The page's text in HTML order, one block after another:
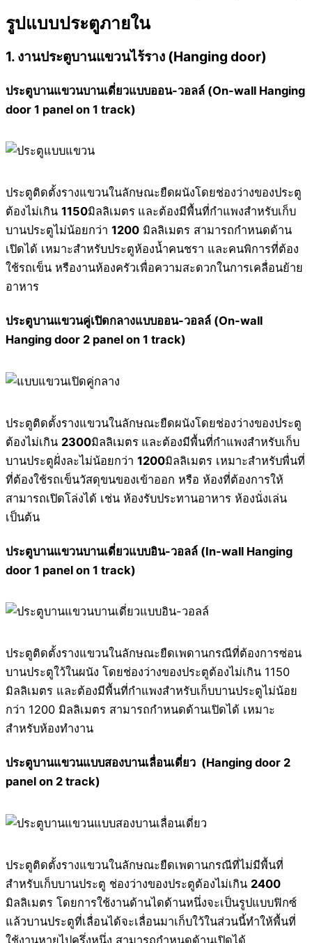
รูปแบบประตูภายใน
1. งานประตูบานแขวนไร้ราง (Hanging door)
ประตูบานแขวนบานเดี่ยวแบบออน-วอลล์ (On-wall Hanging
door 1 panel on 1 track)
ประตูติดตั้งรางแขวนในลักษณะยืดผนังโดยช่องว่างของประตู
ต้องไม่เกิน 1150มิลลิเมตร และต้องมีพื้นที่กำแพงสำหรับเก็บ
บานประตูไม่น้อยกว่า 1200 มิลลิเมตร สามารถกำหนดด้าน
เปิดได้ เหมาะสำหรับประตูห้องน้ำคนชรา และคนพิการที่ต้อง
ใช้รถเข็น หรืองานห้องครัวเพื่อความสะดวกในการเคลื่อนย้าย
อาหาร
ประตูบานแขวนคู่เปิดกลางแบบออน-วอลล์ (On-wall
Hanging door 2 panel on 1 track)
ประตูติดตั้งรางแขวนในลักษณะยืดผนังโดยช่องว่างของประตู
ต้องไม่เกิน 2300มิลลิเมตร และต้องมีพื้นที่กำแพงสำหรับเก็บ
บานประตูฝั่งละไม่น้อยกว่า 1200มิลลิเมตร เหมาะสำหรับพื่นที่
ที่ต้องใช้รถเข็นวัสดุขนของเข้าออก หรือ ห้องที่ต้องการให้
สามารถเปิดโล่งได้ เช่น ห้องรับประทานอาหาร ห้องนั่งเล่น
เป็นต้น
ประตูบานแขวนบานเดี่ยวแบบอิน-วอลล์ (In-wall Hanging
door 1 panel on 1 track)
ประตูติดตั้งรางแขวนในลักษณะยืดเพดานกรณีที่ต้องการซ่อน
บานประตูใว้ในผนัง โดยช่องว่างของประตูต้องไม่เกิน 1150
มิลลิเมตร และต้องมีพื้นที่กำแพงสำหรับเก็บบานประตูไม่น้อย
กว่า 1200 มิลลิเมตร สามารถกำหนดด้านเปิดได้ เหมาะ
สำหรับห้องทำงาน
ประตูบานแขวนแบบสองบานเลื่อนเดี่ยว (Hanging door 2
panel on 2 track)
ประตูติดตั้งรางแขวนในลักษณะยืดเพดานกรณีที่ไม่มีพื้นที่
สำหรับเก็บบานประตู ช่องว่างของประตูต้องไม่เกิน 2400
มิลลิเมตร โดยการใช้งานด้านไดด้านหนึ่งจะเป็นรูปแบบฟิกซ์
แล้วบานประตูที่เลื่อนได้จะเลื่อนมาเก็บใว้ในส่วนนี้ทำให้พื้นที่
ใช้งานหายไปครึ่งหนึ่ง สามารถกำหนดด้านเปิดได้